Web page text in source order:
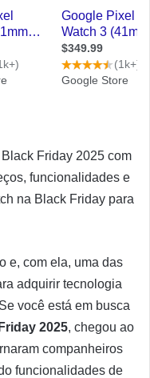
Friday 2025 com
funcionalidades e
na Black Friday para
e, com ela, uma das
adquirir tecnologia
você está em busca
2025, chegou ao
companheiros
funcionalidades de